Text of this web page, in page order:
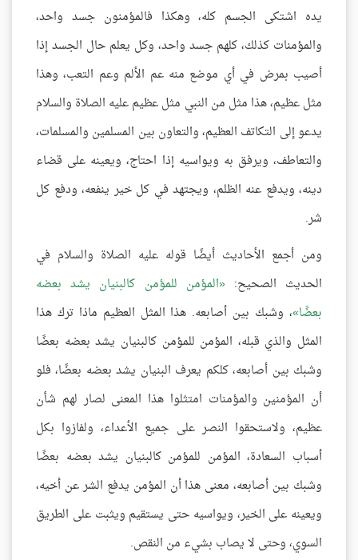
يده اشتكى الجسم كله، وهكذا فالمؤمنون جسد واحد،
والمؤمنات كذلك، كلهم جسد واحد، وكل يعلم حال الجسد إذا
أصيب بمرض في أي موضع منه عم الألم وعم التعب، وهذا
مثل عظيم، هذا مثل من النبي مثل عظيم عليه الصلاة والسلام
يدعو إلى التكاتف العظيم، والتعاون بين المسلمين والمسلمات،
والتعاطف، ويرفق به ويواسيه إذا احتاج، ويعينه على قضاء
دينه، ويدفع عنه الظلم، ويجتهد في كل خير ينفعه، ودفع كل
شر.
ومن أجمع الأحاديث أيضًا قوله عليه الصلاة والسلام في
الحديث الصحيح: المؤمن للمؤمن كالبنيان يشد بعضه
بعضًا ، وشبك بين أصابعه. هذا المثل العظيم ماذا ترك هذا
المثل والذي قبله، المؤمن للمؤمن كالبنيان يشد بعضه بعضًا
وشبك بين أصابعه، كلكم يعرف البنيان يشد بعضه بعضًا، فلو
أن المؤمنين والمؤمنات امتثلوا هذا المعنى لصار لهم شأن
عظيم، ولاستحقوا النصر على جميع الأعداء، ولفازوا بكل
أسباب السعادة، المؤمن للمؤمن كالبنيان يشد بعضه بعضًا
وشبك بين أصابعه، معنى هذا أن المؤمن يدفع الشر عن أخيه،
ويعينه على الخير، ويواسيه حتى يستقيم ويثبت على الطريق
السوي، وحتى لا يصاب بشيء من النقص.